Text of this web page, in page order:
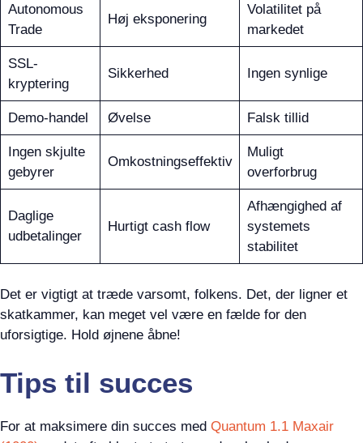
Autonomous
Trade
Høj eksponering
Volatilitet på
markedet
SSL-
kryptering
Sikkerhed Ingen synlige
Demo-handel Øvelse Falsk tillid
Ingen skjulte
gebyrer
Omkostningseffektiv
Muligt
overforbrug
Daglige
udbetalinger
Hurtigt cash flow
Afhængighed af
systemets
stabilitet
Det er vigtigt at træde varsomt, folkens. Det, der ligner et
skatkammer, kan meget vel være en fælde for den
uforsigtige. Hold øjnene åbne!
Tips til succes
For at maksimere din succes med Quantum 1.1 Maxair